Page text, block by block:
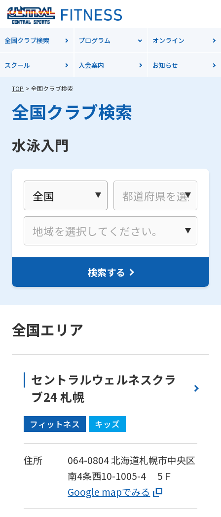
全国クラブ検索 プログラム オンライン
スクール 入会案内 お知らせ
TOP 全国クラブ検索
全国クラブ検索
水泳入門
検索する
全国エリア
セントラルウェルネスクラ
ブ24 札幌
フィットネス キッズ
住所 064-0804北海道札幌市中央区
南4条西10-1005-4
5Ｆ
Google mapでみる